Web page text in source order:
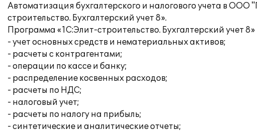
Автоматизация бухгалтерского и налогового учета в
строительство. Бухгалтерский учет 8».
Программа «1С:Элит-строительство. Бухгалтерский учет 8»
- учет основных средств и нематериальных активов;
- расчеты с контрагентами;
- операции по кассе и банку;
- распределение косвенных расходов;
- расчеты по НДС;
- налоговый учет;
- расчеты по налогу на прибыль;
- синтетические и аналитические отчеты;